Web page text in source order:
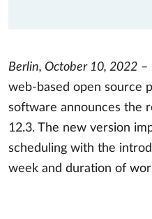
Berlin, October 10, 2022 –
web-based open source
software announces the
12.3. The new version
scheduling with the
week and duration of